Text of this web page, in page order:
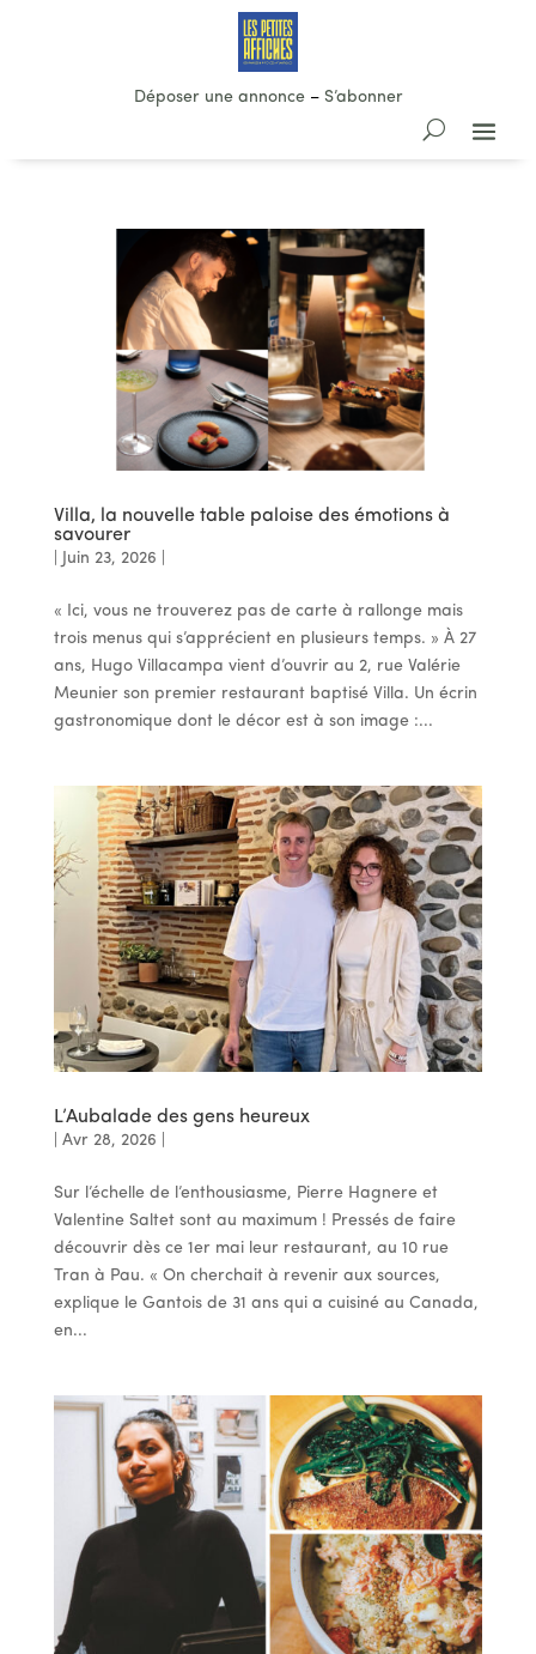
Déposer une annonce– S’abonner
Villa, la nouvelle table paloise des émotions à
savourer
Juin 23, 2026
« Ici, vous ne trouverez pas de carte à rallonge mais
trois menus qui s’apprécient en plusieurs temps. » À 27
ans, Hugo Villacampa vient d’ouvrir au 2, rue Valérie
Meunier son premier restaurant baptisé Villa. Un écrin
gastronomique dont le décor est à son image :...
L’Aubalade des gens heureux
Avr 28, 2026
Sur l’échelle de l’enthousiasme, Pierre Hagnere et
Valentine Saltet sont au maximum ! Pressés de faire
découvrir dès ce 1er mai leur restaurant, au 10 rue
Tran à Pau. « On cherchait à revenir aux sources,
explique le Gantois de 31 ans qui a cuisiné au Canada,
en...